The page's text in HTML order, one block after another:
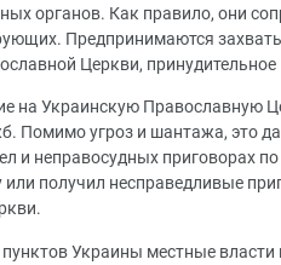
органов. Как правило, они
Предпринимаются
Церкви, принудительное
на Украинскую Православную
Помимо угроз и шантажа, это
и неправосудных приговорах
получил несправедливые
Украины местные